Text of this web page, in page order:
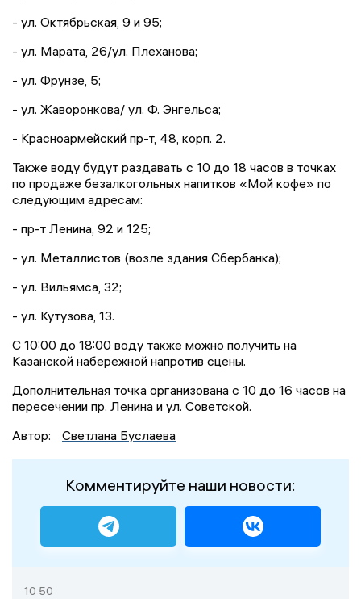
- ул. Октябрьская, 9 и 95;
- ул. Марата, 26/ул. Плеханова;
- ул. Фрунзе, 5;
- ул. Жаворонкова/ ул. Ф. Энгельса;
- Красноармейский пр-т, 48, корп. 2.
Также воду будут раздавать с 10 до 18 часов в точках
по продаже безалкогольных напитков «Мой кофе» по
следующим адресам:
- пр-т Ленина, 92 и 125;
- ул. Металлистов (возле здания Сбербанка);
- ул. Вильямса, 32;
- ул. Кутузова, 13.
С 10:00 до 18:00 воду также можно получить на
Казанской набережной напротив сцены.
Дополнительная точка организована с 10 до 16 часов на
пересечении пр. Ленина и ул. Советской.
Автор:
Светлана Буслаева
Комментируйте наши новости:
10:50